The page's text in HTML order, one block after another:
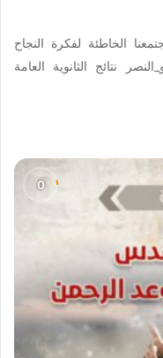
الخاطئة لفكرة النجاح
نتائج الثانوية العامة